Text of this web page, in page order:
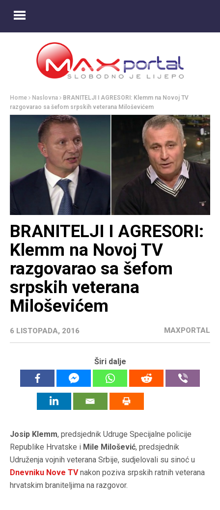
Home Naslovna
BRANITELJI I AGRESORI: Klemm na Novoj TV
razgovarao sa šefom srpskih veterana Miloševićem
BRANITELJI I AGRESORI:
Klemm na Novoj TV
razgovarao sa šefom
srpskih veterana
Miloševićem
6 LISTOPADA, 2016 MAXPORTAL
Širi dalje
Josip Klemm, predsjednik Udruge Specijalne policije
Republike Hrvatske i Mile Milošević, predsjednik
Udruženja vojnih veterana Srbije, sudjelovali su sinoć u
Dnevniku Nove TVnakon poziva srpskih ratnih veterana
hrvatskim braniteljima na razgovor.